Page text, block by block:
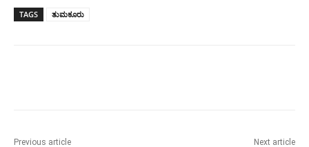
TAGS ತುಮಕೂರು
Previous article Next article